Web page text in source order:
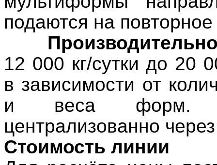
подаются на
12 000 кг/сутки до 20
в зависимости от
и веса форм.
централизованно
Стоимость линии